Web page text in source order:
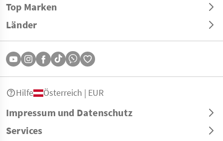
Top Marken
Länder
Impressum und Datenschutz
Services
Hilfe Österreich | EUR